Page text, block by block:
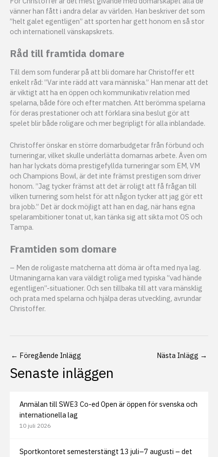
vänner han fått i andra delar av världen. Han beskriver det som
”helt galet egentligen” att sporten har gett honom en så stor
och internationell vänskapskrets.
Råd till framtida domare
Till dem som funderar på att bli domare har Christoffer ett
enkelt råd: ”Var inte rädd att vara människa.” Han menar att det
är viktigt att ha en öppen och kommunikativ relation med
spelarna, både före och efter matchen. Att berömma spelarna
för deras prestationer och att förklara sina beslut gör att
spelet blir både roligare och mer begripligt för alla inblandade.
Christoffer önskar en större domarbudgetar från förbund och
turneringar, vilket skulle underlätta domarnas arbete. Även om
han har lyckats döma prestigefyllda turneringar som EM, VM
och Champions Bowl, är det inte främst prestigen som driver
honom. ”Jag tycker främst att det är roligt att få frågan till
vilken turnering som helst för att någon tycker att jag gör ett
bra jobb.” Det är dock möjligt att han en dag, när hans egna
spelarambitioner tonat ut, kan tänka sig att sikta mot OS och
Tampa.
Framtiden som domare
– Men de roligaste matcherna att döma är ofta med nya lag.
Utmaningarna kan vara väldigt roliga med typiska ”vad hände
egentligen”-situationer. Och sen tillbaka till att vara mänsklig
och prata med spelarna och hjälpa deras utveckling, avrundar
Christoffer.
← Föregående Inlägg Nästa Inlägg →
Senaste inläggen
Anmälan till SWE3 Co-ed Open är öppen för svenska och
internationella lag
10 juli 2026
Sportkontoret semesterstängt 13 juli–7 augusti – det